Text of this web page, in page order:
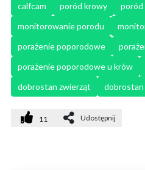
calfcam poród krowy poród
monitorowanie porodu
porażenie poporodowe
porażenie poporodowe u krów
dobrostan zwierząt
dobrostan
11 Udostępnij